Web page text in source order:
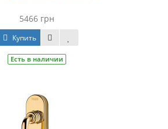
5466 грн
Купить
Есть в наличии